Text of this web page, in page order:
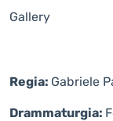
Gallery
Regia: Gabriele
Drammaturgia: